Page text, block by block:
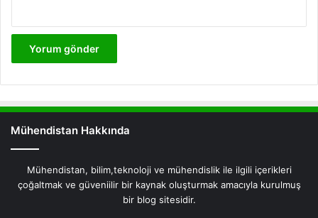
Mühendistan Hakkında
Mühendistan, bilim,teknoloji ve mühendislik ile ilgili içerikleri
çoğaltmak ve güveniilir bir kaynak oluşturmak amacıyla kurulmuş
bir blog sitesidir.